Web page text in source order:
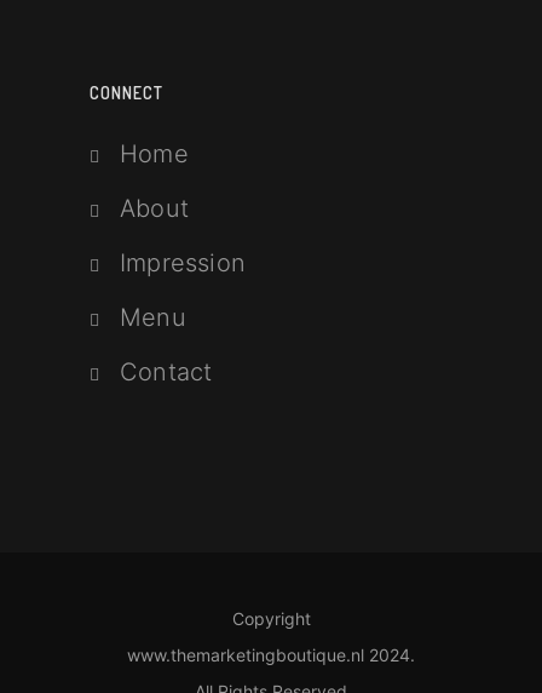
CONNECT
Home
About
Impression
Menu
Contact
Copyright
www.themarketingboutique.nl 2024.